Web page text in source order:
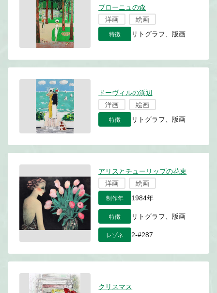
ブローニュの森
洋画
絵画
特徴 リトグラフ、版画
ドーヴィルの浜辺
洋画
絵画
特徴 リトグラフ、版画
アリスとチューリップの花束
洋画
絵画
制作年 1984年
特徴 リトグラフ、版画
レゾネ 2-#287
クリスマス